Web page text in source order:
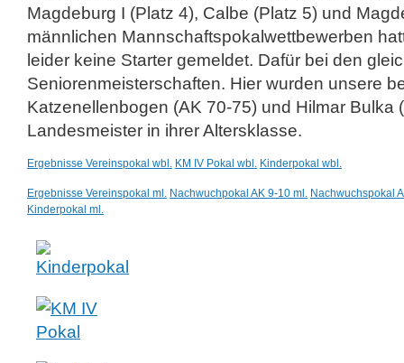
Magdeburg I (Platz 4), Calbe (Platz 5) und
männlichen Mannschaftspokalwettbewerben
leider keine Starter gemeldet. Dafür bei den
Seniorenmeisterschaften. Hier wurden unsere
Katzenellenbogen (AK 70-75) und Hilmar Bulka
Landesmeister in ihrer Altersklasse.
Ergebnisse Vereinspokal wbl. KM IV Pokal wbl. Kinderpokal wbl.
Ergebnisse Vereinspokal ml. Nachwuchpokal AK 9-10 ml. Nachwuchspokal
Kinderpokal ml.